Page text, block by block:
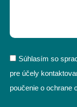
Súhlasím so
pre účely
poučenie o ochrane